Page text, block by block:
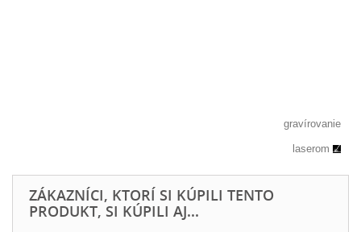
gravírovanie
laserom
ZÁKAZNÍCI, KTORÍ SI KÚPILI TENTO
PRODUKT, SI KÚPILI AJ...